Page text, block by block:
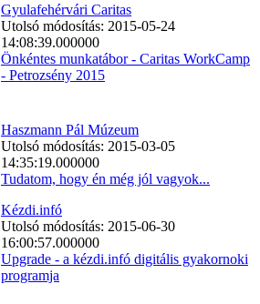
Gyulafehérvári Caritas
Utolsó módosítás: 2015-05-24
14:08:39.000000
Önkéntes munkatábor - Caritas WorkCamp
- Petrozsény 2015
Haszmann Pál Múzeum
Utolsó módosítás: 2015-03-05
14:35:19.000000
Tudatom, hogy én még jól vagyok...
Kézdi.infó
Utolsó módosítás: 2015-06-30
16:00:57.000000
Upgrade - a kézdi.infó digitális gyakornoki
programja